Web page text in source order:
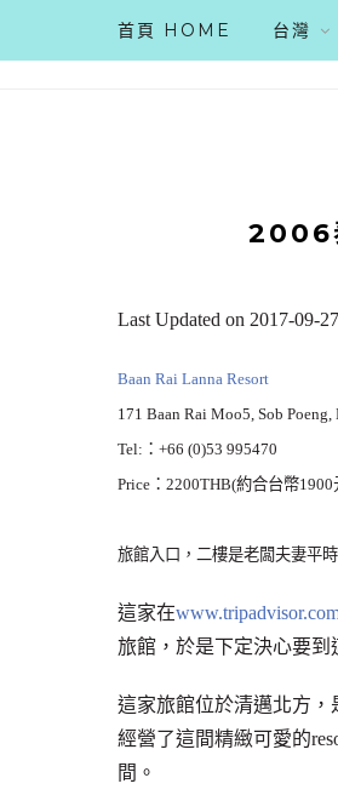
首頁 HOME 台灣
2006
Last Updated on 2017-09-
Baan Rai Lanna Resort
171 Baan Rai Moo5, Sob
Tel:：+66 (0)53 995470
Price：2200THB(約合台幣
旅館入口，二樓是老闆夫妻平
這家在
旅館，於是下定決心要到
這家旅館位於清邁北方，
經營了這間精緻可愛的
間。